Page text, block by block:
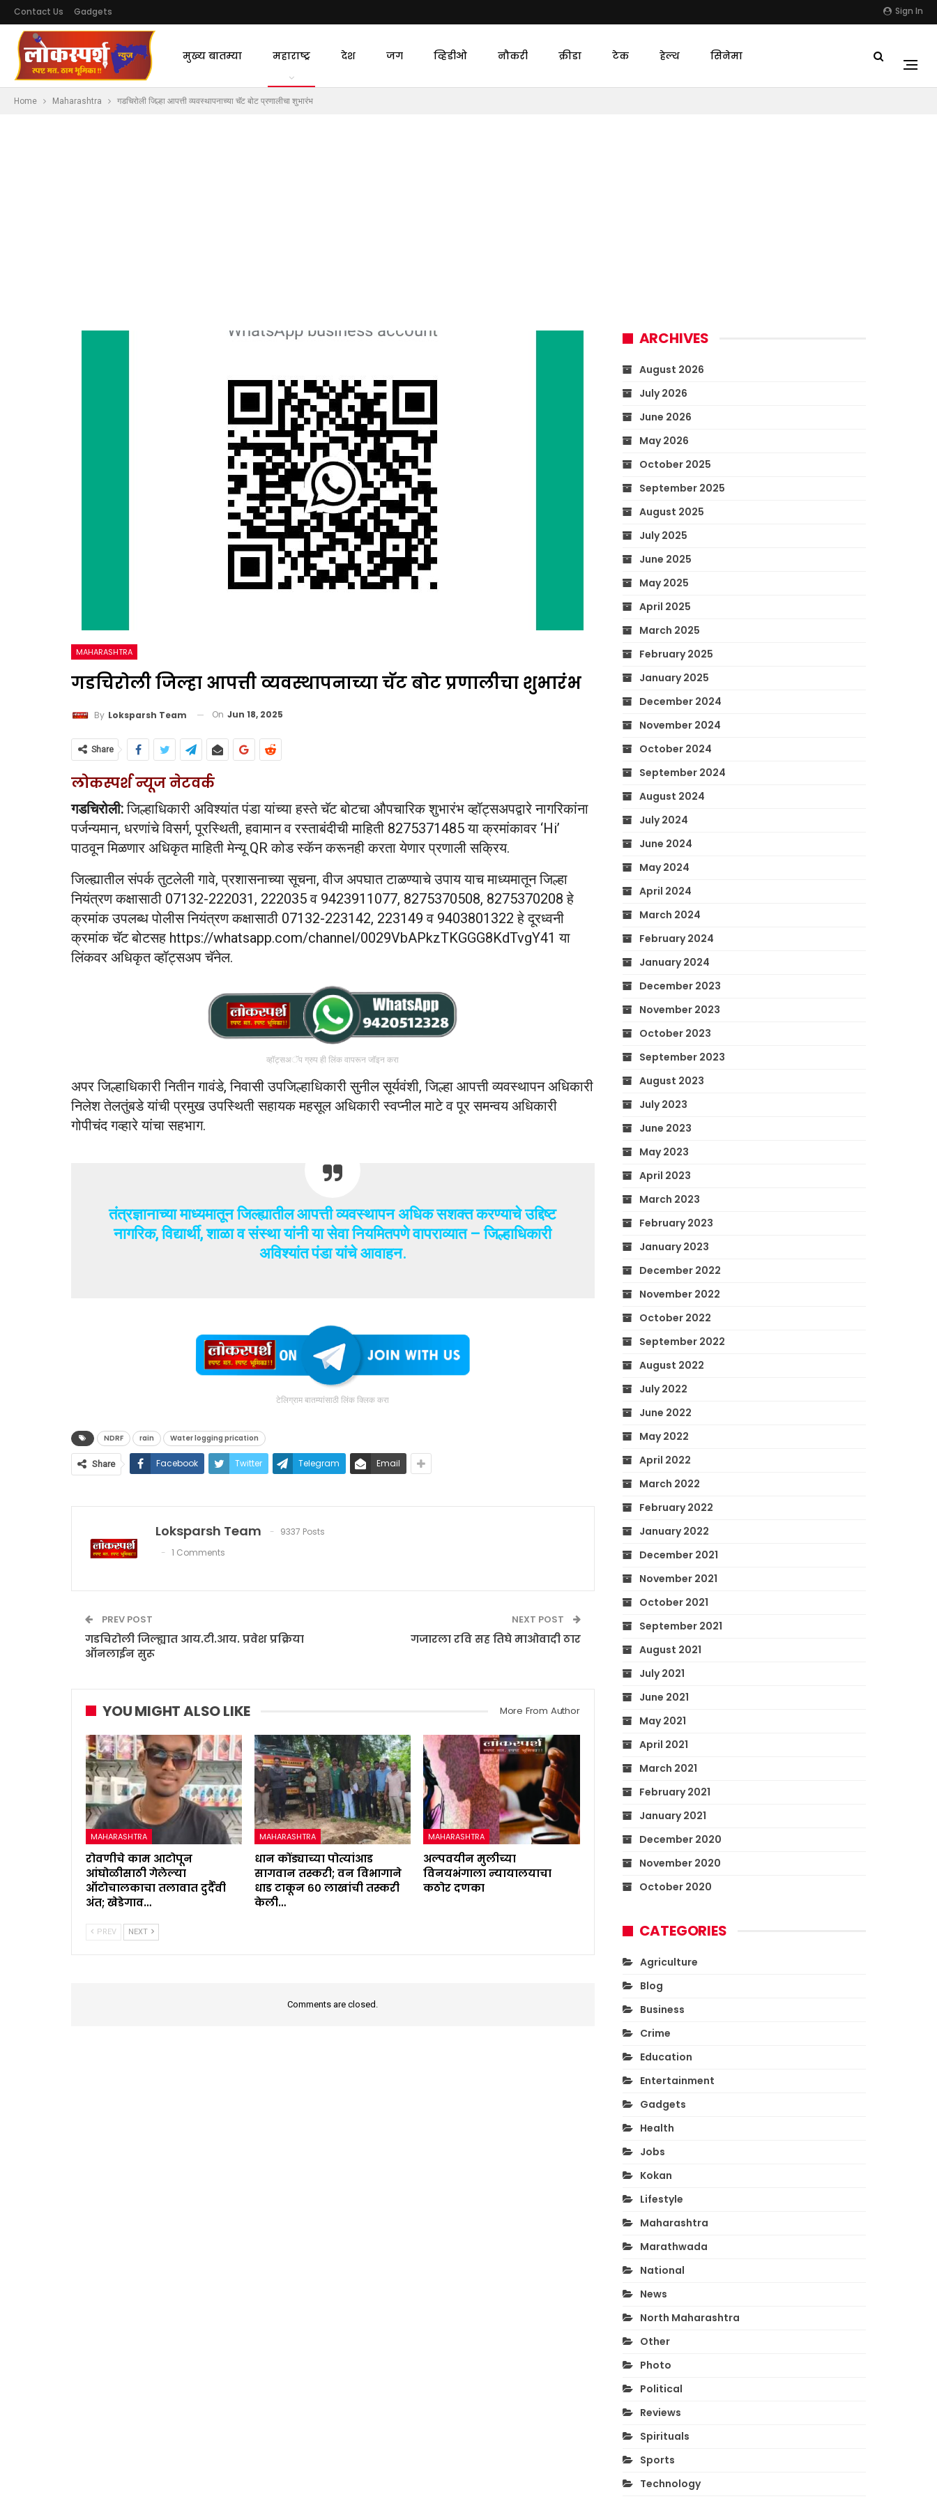
Sign In
Contact Us Gadgets
मुख्य बातम्या महाराष्ट्र देश जग व्हिडीओ नौकरी क्रीडा टेक हेल्थ सिनेमा
Home Maharashtra गडचिरोली जिल्हा आपत्ती व्यवस्थापनाच्या चॅट बोट प्रणालीचा शुभारंभ
MAHARASHTRA
गडचिरोली जिल्हा आपत्ती व्यवस्थापनाच्या चॅट बोट प्रणालीचा शुभारंभ
By Loksparsh Team On Jun 18, 2025
Share
लोकस्पर्श न्यूज नेटवर्क
गडचिरोली:जिल्हाधिकारी अविश्यांत पंडा यांच्या हस्ते चॅट बोटचा औपचारिक शुभारंभ व्हॉट्सअपद्वारे नागरिकांना
पर्जन्यमान, धरणांचे विसर्ग, पूरस्थिती, हवामान व रस्ताबंदीची माहिती 8275371485 या क्रमांकावर ‘Hi’
पाठवून मिळणार अधिकृत माहिती मेन्यू QR कोड स्कॅन करूनही करता येणार प्रणाली सक्रिय.
जिल्ह्यातील संपर्क तुटलेली गावे, प्रशासनाच्या सूचना, वीज अपघात टाळण्याचे उपाय याच माध्यमातून जिल्हा
नियंत्रण कक्षासाठी 07132-222031, 222035 व 9423911077, 8275370508, 8275370208 हे
क्रमांक उपलब्ध पोलीस नियंत्रण कक्षासाठी 07132-223142, 223149 व 9403801322 हे दूरध्वनी
क्रमांक चॅट बोटसह https://whatsapp.com/channel/0029VbAPkzTKGGG8KdTvgY41 या
लिंकवर अधिकृत व्हॉट्सअप चॅनेल.
व्हॉट्सअॅप ग्रुप ही लिंक वापरून जॉइन करा
अपर जिल्हाधिकारी नितीन गावंडे, निवासी उपजिल्हाधिकारी सुनील सूर्यवंशी, जिल्हा आपत्ती व्यवस्थापन अधिकारी
निलेश तेलतुंबडे यांची प्रमुख उपस्थिती सहायक महसूल अधिकारी स्वप्नील माटे व पूर समन्वय अधिकारी
गोपीचंद गव्हारे यांचा सहभाग.
तंत्रज्ञानाच्या माध्यमातून जिल्ह्यातील आपत्ती व्यवस्थापन अधिक सशक्त करण्याचे उद्दिष्ट
नागरिक, विद्यार्थी, शाळा व संस्था यांनी या सेवा नियमितपणे वापराव्यात – जिल्हाधिकारी
अविश्यांत पंडा यांचे आवाहन.
टेलिग्राम बातम्यांसाठी लिंक क्लिक करा
NDRF rain Water logging prication
Share Facebook Twitter Telegram Email
Loksparsh Team
9337 Posts
1 Comments
PREV POST
गडचिरोली जिल्ह्यात आय.टी.आय. प्रवेश प्रक्रिया
ऑनलाईन सुरू
NEXT POST
गजारला रवि सह तिघे माओवादी ठार
YOU MIGHT ALSO LIKE More From Author
MAHARASHTRA
रोवणीचे काम आटोपून
आंघोळीसाठी गेलेल्या
ऑटोचालकाचा तलावात दुर्दैवी
अंत; खेडेगाव…
MAHARASHTRA
धान कोंड्याच्या पोत्यांआड
सागवान तस्करी; वन विभागाने
धाड टाकून ६० लाखांची तस्करी
केली…
MAHARASHTRA
अल्पवयीन मुलीच्या
विनयभंगाला न्यायालयाचा
कठोर दणका
PREV NEXT
Comments are closed.
ARCHIVES
August 2026
July 2026
June 2026
May 2026
October 2025
September 2025
August 2025
July 2025
June 2025
May 2025
April 2025
March 2025
February 2025
January 2025
December 2024
November 2024
October 2024
September 2024
August 2024
July 2024
June 2024
May 2024
April 2024
March 2024
February 2024
January 2024
December 2023
November 2023
October 2023
September 2023
August 2023
July 2023
June 2023
May 2023
April 2023
March 2023
February 2023
January 2023
December 2022
November 2022
October 2022
September 2022
August 2022
July 2022
June 2022
May 2022
April 2022
March 2022
February 2022
January 2022
December 2021
November 2021
October 2021
September 2021
August 2021
July 2021
June 2021
May 2021
April 2021
March 2021
February 2021
January 2021
December 2020
November 2020
October 2020
CATEGORIES
Agriculture
Blog
Business
Crime
Education
Entertainment
Gadgets
Health
Jobs
Kokan
Lifestyle
Maharashtra
Marathwada
National
News
North Maharashtra
Other
Photo
Political
Reviews
Spirituals
Sports
Technology